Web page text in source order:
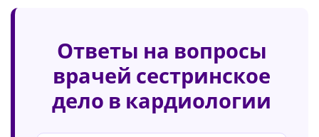
Ответы на вопросы
врачей сестринское
дело в кардиологии